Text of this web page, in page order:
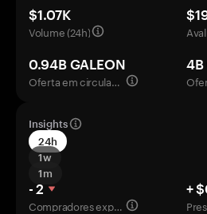
$1.07K
Volume (24h)
0.94B GALEON
Oferta em circulação
4B
Insights
24h
1w
1m
- 2
Compradores experientes
+